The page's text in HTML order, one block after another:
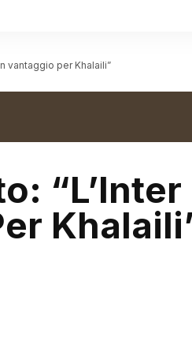
vantaggio per Khalaili”
“L’Inter